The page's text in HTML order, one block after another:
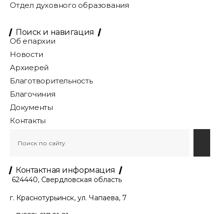
Отдел духовного образования
Поиск и навигация
Об епархии
Новости
Архиерей
Благотворительность
Благочиния
Документы
Контакты
Контактная информация
624440, Свердловская область
г. Краснотурьинск, ул. Чапаева, 7